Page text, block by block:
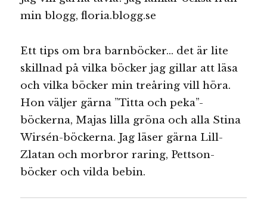
min blogg, floria.blogg.se
Ett tips om bra barnböcker… det är lite
skillnad på vilka böcker jag gillar att läsa
och vilka böcker min treåring vill höra.
Hon väljer gärna ”Titta och peka”-
böckerna, Majas lilla gröna och alla Stina
Wirsén-böckerna. Jag läser gärna Lill-
Zlatan och morbror raring, Pettson-
böcker och vilda bebin.